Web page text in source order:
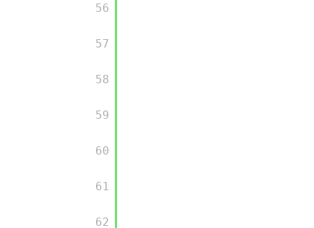
         56
         57
         58
         59
         60
         61
         62